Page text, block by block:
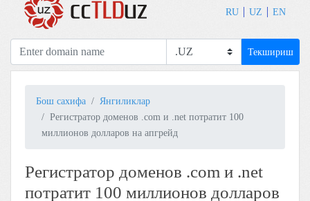
RU UZ EN
Текшириш
Бош сахифа
Янгиликлар
Регистратор доменов .com и .net потратит 100
миллионов долларов на апгрейд
Регистратор доменов .com и .net
потратит 100 миллионов долларов